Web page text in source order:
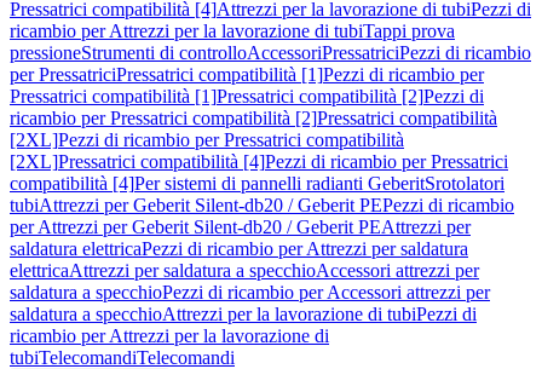
Pressatrici compatibilità [4]Attrezzi per la lavorazione di tubiPezzi di
ricambio per Attrezzi per la lavorazione di tubiTappi prova
pressioneStrumenti di controlloAccessoriPressatriciPezzi di ricambio
per PressatriciPressatrici compatibilità [1]Pezzi di ricambio per
Pressatrici compatibilità [1]Pressatrici compatibilità [2]Pezzi di
ricambio per Pressatrici compatibilità [2]Pressatrici compatibilità
[2XL]Pezzi di ricambio per Pressatrici compatibilità
[2XL]Pressatrici compatibilità [4]Pezzi di ricambio per Pressatrici
compatibilità [4]Per sistemi di pannelli radianti GeberitSrotolatori
tubiAttrezzi per Geberit Silent-db20 / Geberit PEPezzi di ricambio
per Attrezzi per Geberit Silent-db20 / Geberit PEAttrezzi per
saldatura elettricaPezzi di ricambio per Attrezzi per saldatura
elettricaAttrezzi per saldatura a specchioAccessori attrezzi per
saldatura a specchioPezzi di ricambio per Accessori attrezzi per
saldatura a specchioAttrezzi per la lavorazione di tubiPezzi di
ricambio per Attrezzi per la lavorazione di
tubiTelecomandiTelecomandi